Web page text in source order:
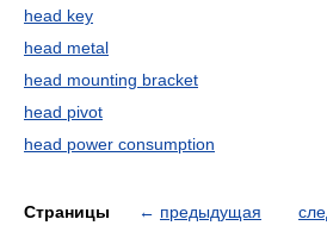
head key
head metal
head mounting bracket
head pivot
head power consumption
Страницы ← предыдущая